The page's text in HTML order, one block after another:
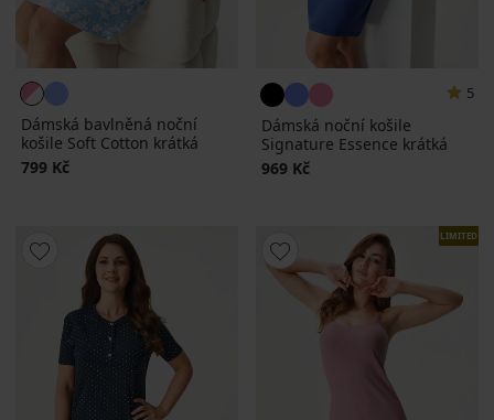
Dámská bavlněná noční
košile Soft Cotton krátká
799 Kč
5
Dámská noční košile
Signature Essence krátká
969 Kč
LIMITED